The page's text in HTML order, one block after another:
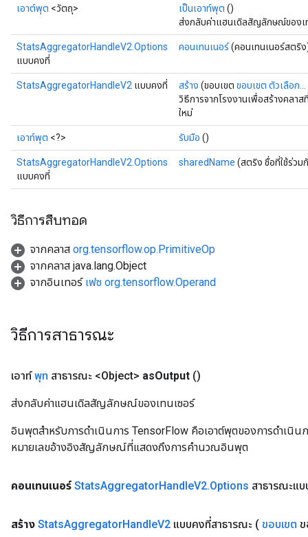
เอาต์พุต <วัตถุ> เป็นเอาท์พุต ()
ส่งกลับค่าแฮนเดิลสัญลักษณ์ของเ
StatsAggregatorHandleV2.Options
แบบคงที่
คอนเทนเนอร์(คอนเทนเนอร์สตริ
StatsAggregatorHandleV2 แบบคงที่ สร้าง (ขอบเขต ขอบเขต ตัวเลือก...
วิธีการจากโรงงานเพื่อสร้างคลา
ใหม่
เอาท์พุต <?> รับมือ ()
StatsAggregatorHandleV2.Options
แบบคงที่
sharedName (สตริง ชื่อที่ใช้ร่วม
วิธีการสืบทอด
จากคลาส org.tensorflow.op.PrimitiveOp
จากคลาส java.lang.Object
จากอินเทอร์ เฟซ org.tensorflow.Operand
วิธีการสาธารณะ
เอาท์พุท สาธารณะ <Object> asOutput ()
ส่งกลับค่าแฮนเดิลสัญลักษณ์ของเทนเซอร์
อินพุตสำหรับการดำเนินการ TensorFlow คือเอาต์พุตของการดำเนิน
หมายเลขอ้างอิงสัญลักษณ์ที่แสดงถึงการคำนวณอินพุต
คอนเทนเนอร์ StatsAggregatorHandleV2.Options สาธารณะแ
สร้าง StatsAggregatorHandleV2 แบบคงที่สาธารณะ ( ขอบเขต